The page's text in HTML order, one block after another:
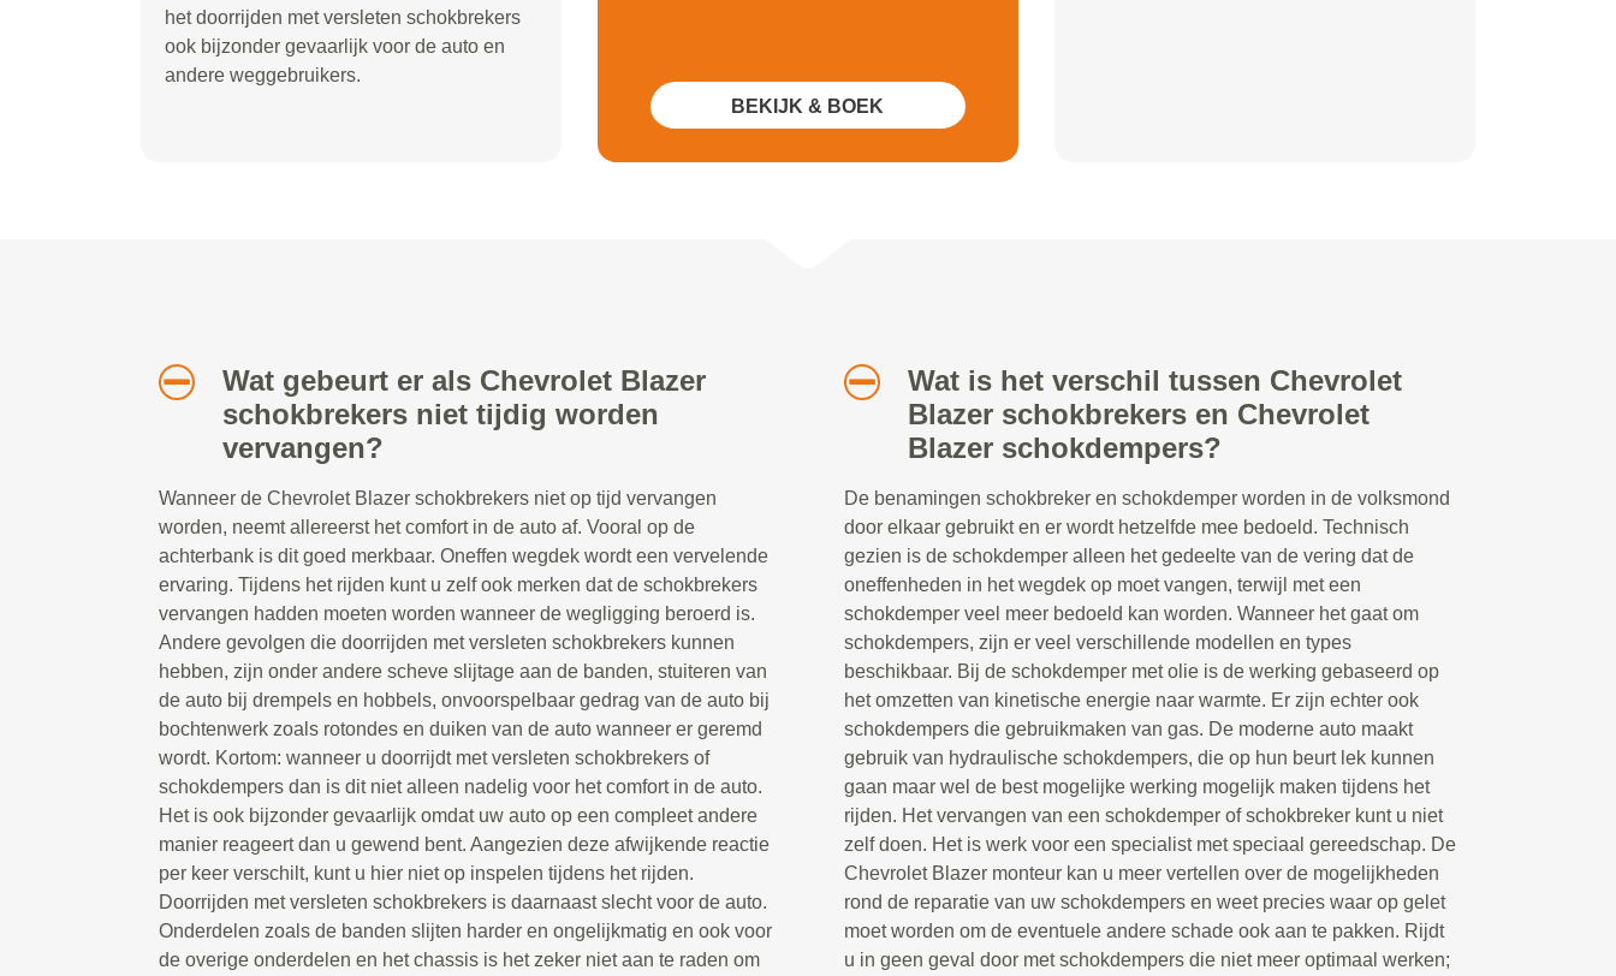
het doorrijden met versleten schokbrekers
ook bijzonder gevaarlijk voor de auto en
andere weggebruikers.
BEKIJK & BOEK
Wat gebeurt er als Chevrolet Blazer
schokbrekers niet tijdig worden
vervangen?
Wanneer de Chevrolet Blazer schokbrekers niet op tijd vervangen
worden, neemt allereerst het comfort in de auto af. Vooral op de
achterbank is dit goed merkbaar. Oneffen wegdek wordt een vervelende
ervaring. Tijdens het rijden kunt u zelf ook merken dat de schokbrekers
vervangen hadden moeten worden wanneer de wegligging beroerd is.
Andere gevolgen die doorrijden met versleten schokbrekers kunnen
hebben, zijn onder andere scheve slijtage aan de banden, stuiteren van
de auto bij drempels en hobbels, onvoorspelbaar gedrag van de auto bij
bochtenwerk zoals rotondes en duiken van de auto wanneer er geremd
wordt. Kortom: wanneer u doorrijdt met versleten schokbrekers of
schokdempers dan is dit niet alleen nadelig voor het comfort in de auto.
Het is ook bijzonder gevaarlijk omdat uw auto op een compleet andere
manier reageert dan u gewend bent. Aangezien deze afwijkende reactie
per keer verschilt, kunt u hier niet op inspelen tijdens het rijden.
Doorrijden met versleten schokbrekers is daarnaast slecht voor de auto.
Onderdelen zoals de banden slijten harder en ongelijkmatig en ook voor
de overige onderdelen en het chassis is het zeker niet aan te raden om
Wat is het verschil tussen Chevrolet
Blazer schokbrekers en Chevrolet
Blazer schokdempers?
De benamingen schokbreker en schokdemper worden in de volksmond
door elkaar gebruikt en er wordt hetzelfde mee bedoeld. Technisch
gezien is de schokdemper alleen het gedeelte van de vering dat de
oneffenheden in het wegdek op moet vangen, terwijl met een
schokdemper veel meer bedoeld kan worden. Wanneer het gaat om
schokdempers, zijn er veel verschillende modellen en types
beschikbaar. Bij de schokdemper met olie is de werking gebaseerd op
het omzetten van kinetische energie naar warmte. Er zijn echter ook
schokdempers die gebruikmaken van gas. De moderne auto maakt
gebruik van hydraulische schokdempers, die op hun beurt lek kunnen
gaan maar wel de best mogelijke werking mogelijk maken tijdens het
rijden. Het vervangen van een schokdemper of schokbreker kunt u niet
zelf doen. Het is werk voor een specialist met speciaal gereedschap. De
Chevrolet Blazer monteur kan u meer vertellen over de mogelijkheden
rond de reparatie van uw schokdempers en weet precies waar op gelet
moet worden om de eventuele andere schade ook aan te pakken. Rijdt
u in geen geval door met schokdempers die niet meer optimaal werken;